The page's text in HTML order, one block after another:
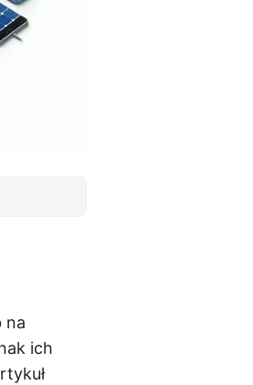
na
ich